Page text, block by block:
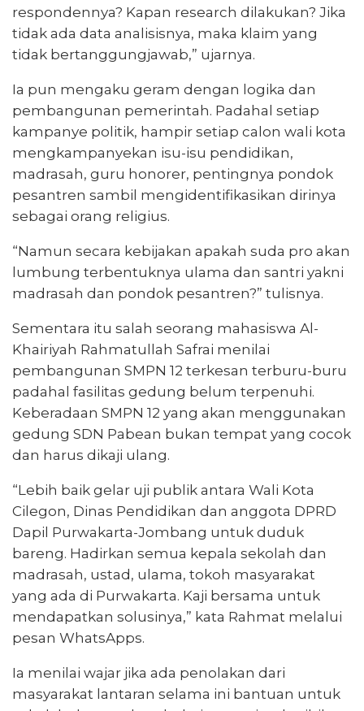
respondennya? Kapan research dilakukan? Jika
tidak ada data analisisnya, maka klaim yang
tidak bertanggungjawab,” ujarnya.
Ia pun mengaku geram dengan logika dan
pembangunan pemerintah. Padahal setiap
kampanye politik, hampir setiap calon wali kota
mengkampanyekan isu-isu pendidikan,
madrasah, guru honorer, pentingnya pondok
pesantren sambil mengidentifikasikan dirinya
sebagai orang religius.
“Namun secara kebijakan apakah suda pro akan
lumbung terbentuknya ulama dan santri yakni
madrasah dan pondok pesantren?” tulisnya.
Sementara itu salah seorang mahasiswa Al-
Khairiyah Rahmatullah Safrai menilai
pembangunan SMPN 12 terkesan terburu-buru
padahal fasilitas gedung belum terpenuhi.
Keberadaan SMPN 12 yang akan menggunakan
gedung SDN Pabean bukan tempat yang cocok
dan harus dikaji ulang.
“Lebih baik gelar uji publik antara Wali Kota
Cilegon, Dinas Pendidikan dan anggota DPRD
Dapil Purwakarta-Jombang untuk duduk
bareng. Hadirkan semua kepala sekolah dan
madrasah, ustad, ulama, tokoh masyarakat
yang ada di Purwakarta. Kaji bersama untuk
mendapatkan solusinya,” kata Rahmat melalui
pesan WhatsApps.
Ia menilai wajar jika ada penolakan dari
masyarakat lantaran selama ini bantuan untuk